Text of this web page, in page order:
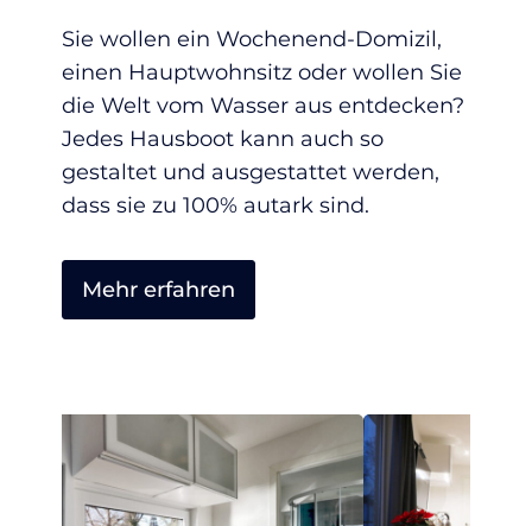
Sie wollen ein Wochenend-Domizil,
einen Hauptwohnsitz oder wollen Sie
die Welt vom Wasser aus entdecken?
Jedes Hausboot kann auch so
gestaltet und ausgestattet werden,
dass sie zu 100% autark sind.
Mehr erfahren